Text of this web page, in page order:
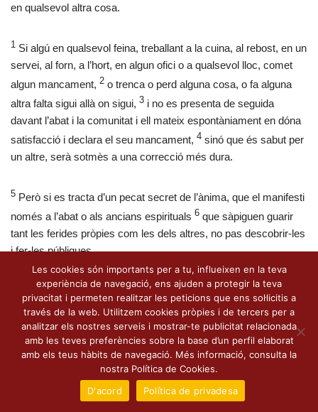
en qualsevol altra cosa.
1 Si algú en qualsevol feina, treballant a la cuina, al rebost, en un
servei, al forn, a l’hort, en algun ofici o a qualsevol lloc, comet
algun mancament, 2 o trenca o perd alguna cosa, o fa alguna
altra falta sigui allà on sigui, 3 i no es presenta de seguida
davant l’abat i la comunitat i ell mateix espontàniament en dóna
satisfacció i declara el seu mancament, 4 sinó que és sabut per
un altre, serà sotmès a una correcció més dura.
5 Però si es tracta d’un pecat secret de l’ànima, que el manifesti
només a l’abat o als ancians espirituals 6 que sàpiguen guarir
tant les ferides pròpies com les dels altres, no pas descobrir-les
i fer-les públiques.
Les cookies són importants per a tu, influeixen en la teva
experiència de navegació, ens ajuden a protegir la teva
privacitat i permeten realitzar les peticions que ens sol·licitis a
través de la web. Utilitzem cookies pròpies i de tercers per a
analitzar els nostres serveis i mostrar-te publicitat relacionada
amb les teves preferències sobre la base d’un perfil elaborat
amb els teus hàbits de navegació. Més informació, consulta la
nostra Política de Cookies.
D'acord
Política de privadesa